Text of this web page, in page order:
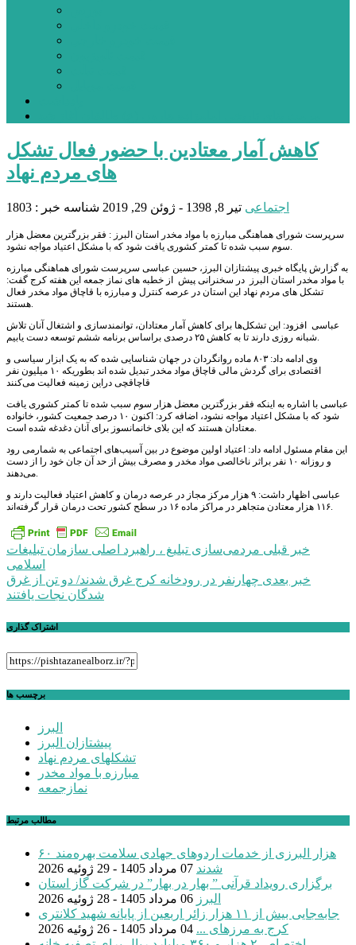
کاهش آمار معتادین با حضور فعال تشکل
های مردم نهاد
اجتماعی تیر 8, 1398 - ژوئن 29, 2019 شناسه خبر : 1803
سرپرست شورای هماهنگی مبارزه با مواد مخدر استان البرز : فقر بزرگترین معضل هزار
سوم سبب شده تا کمتر کشوری یافت شود که با مشکل اعتیاد مواجه نشود.
به گزارش پایگاه خبری پیشتازان البرز، حسین عباسی سرپرست شورای هماهنگی مبارزه
با مواد مخدر استان البرز در سخنرانی پیش از خطبه های نماز جمعه این هفته کرج گفت:
تشکل های مردم نهاد این استان در عرصه کنترل و مبارزه با قاچاق مواد مخدر فعال
هستند.
عباسی افزود: این تشکل‌ها برای کاهش آمار معتادان، توانمندسازی و اشتغال آنان تلاش
شبانه روزی دارند تا به کاهش ۲۵ درصدی براساس برنامه ششم توسعه دست یابیم.
وی ادامه داد: ۸۰۳ ماده روانگردان در جهان شناسایی شده که به یک ابزار سیاسی و
اقتصادی برای گردش مالی قاچاق مواد مخدر تبدیل شده اند بطوریکه ۱۰ میلیون نفر
قاچاقچی دراین زمینه فعالیت می‌کنند
عباسی با اشاره به اینکه فقر بزرگترین معضل هزار سوم سبب شده تا کمتر کشوری یافت
شود که با مشکل اعتیاد مواجه نشود، اضافه کرد: اکنون ۱۰ درصد جمعیت کشور، خانواده
معتادان هستند که این بلای خانمانسوز برای آنان دغدغه شده است.
اين مقام مسئول ادامه داد: اعتیاد اولین موضوع در بین آسیب‌های اجتماعی به شمارمی رود
و روزانه ۱۰ نفر براثر ناخالصی مواد مخدر و مصرف بیش از حد آن جان خود را از دست
می‌دهند.
عباسی اظهار داشت: ۹ هزار مرکز مجاز در عرصه درمان و کاهش اعتیاد فعالیت دارند و
۱۱۶ هزار معتادن متجاهر در مراکز ماده ۱۶ در سطح کشور تحت درمان قرار گرفته‌اند.
راهبری
نوشته
خبر قبلی مردمی‌سازی تبلیغ ، راهبرد اصلی سازمان تبلیغات
اسلامی
خبر بعدی چهارنفر در رودخانه کرج غرق شدند/ دو تن از غرق
شدگان نجات یافتند
اشتراک گذاری
برچسب ها
البرز
پیشتازان البرز
تشکلهای مردم نهاد
مبارزه با مواد مخدر
نمازجمعه
مطالب مرتبط
۶۰ هزار البرزی از خدمات اردوهای جهادی سلامت بهره‌مند
شدند 07 مرداد 1405 - 29 ژوئیه 2026
برگزاری رویداد قرآنی ” بهار در بهار” در شرکت گاز استان
البرز 06 مرداد 1405 - 28 ژوئیه 2026
جابه‌جایی بیش از ۱۱ هزار زائر اربعین از پایانه شهید کلانتری
کرج به مرزهای ... 04 مرداد 1405 - 26 ژوئیه 2026